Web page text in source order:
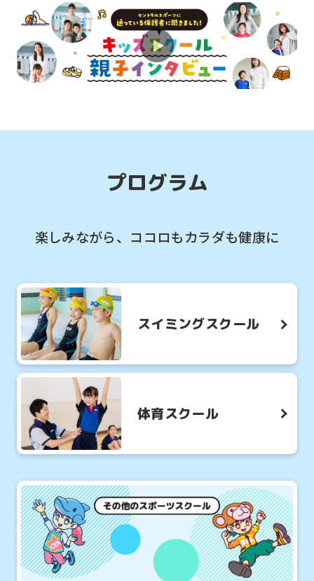
初めての習い事はベビースイミングから
スタートしませんか？ 親子のスキンシ
ップが図れます！
プログラム
楽しみながら、ココロもカラダも健康に
スイミングスクール
体育スクール